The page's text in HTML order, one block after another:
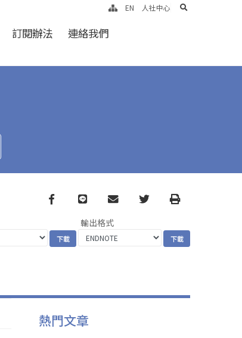
訂閱辦法 連絡我們
EN 人社中心 search
Facebook
line email TwitterPrint
輸出格式
熱門文章